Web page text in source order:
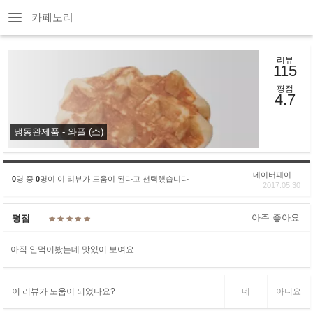
카페노리
냉동완제품 - 와플 (소)
리뷰
115
평점
4.7
0명 중 0명이 이 리뷰가 도움이 된다고 선택했습니다
2017.05.30
평점 아주 좋아요
아직 안먹어봤는데 맛있어 보여요
이 리뷰가 도움이 되었나요? 네 아니요